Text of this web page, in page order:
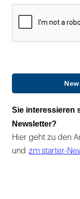
Sie interessieren
Newsletter?
Hier geht zu den
und zm starter-